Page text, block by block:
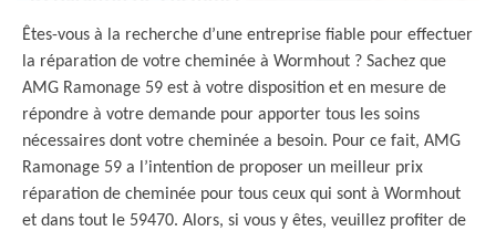
Êtes-vous à la recherche d’une entreprise fiable pour effectuer
la réparation de votre cheminée à Wormhout ? Sachez que
AMG Ramonage 59 est à votre disposition et en mesure de
répondre à votre demande pour apporter tous les soins
nécessaires dont votre cheminée a besoin. Pour ce fait, AMG
Ramonage 59 a l’intention de proposer un meilleur prix
réparation de cheminée pour tous ceux qui sont à Wormhout
et dans tout le 59470. Alors, si vous y êtes, veuillez profiter de